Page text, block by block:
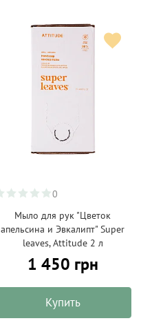
0
Мыло для рук "Цветок
апельсина и Эвкалипт" Super
leaves, Attitude 2 л
1 450 грн
Купить